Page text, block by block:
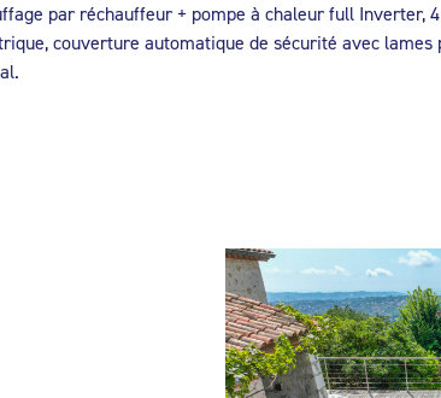
par réchauffeur + pompe à chaleur full Inverter,
couverture automatique de sécurité avec